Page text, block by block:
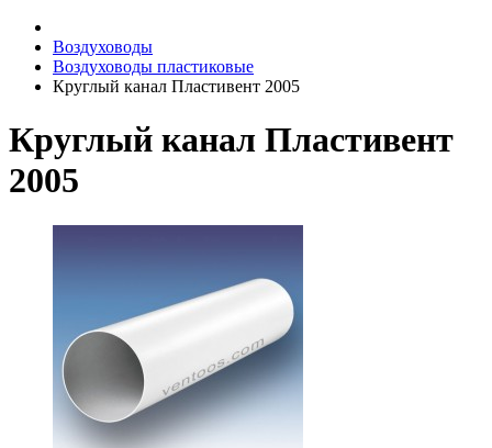
Воздуховоды
Воздуховоды пластиковые
Круглый канал Пластивент 2005
Круглый канал Пластивент
2005